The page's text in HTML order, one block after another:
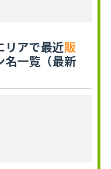
リアで最近販
名一覧（最新